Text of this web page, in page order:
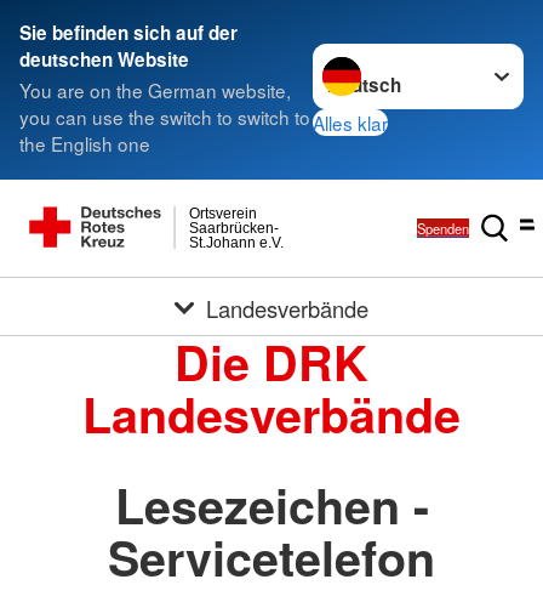
Sie befinden sich auf der
deutschen Website
You are on the German website,
you can use the switch to switch to
the English one
Sprache wechseln zu
Alles klar
St.Johann e.V.
Saarbrücken-
Ortsverein
Spenden
Landesverbände
Die DRK
Landesverbände
Lesezeichen -
Servicetelefon